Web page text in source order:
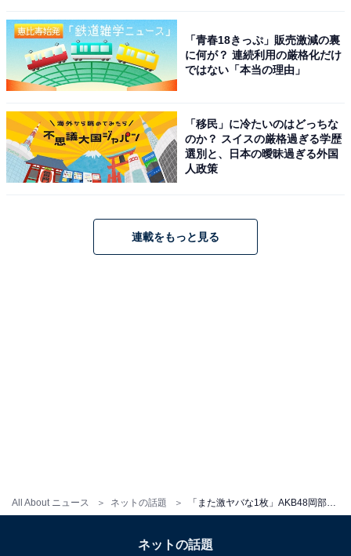
All About ニュース ネットの話題
「青春18きっぷ」販売激減の裏
に何が？ 連続利用の厳格化だけ
ではない「本当の理由」
「移民」に冷たいのはどっちな
のか？ スイスの厳格過ぎる学歴
選別と、日本の曖昧過ぎる外国
人政策
連載をもっと見る
ネットの話題